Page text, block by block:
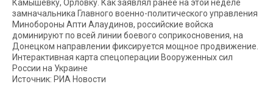
Камышевку, Орловку. Как заявлял ранее на этой неделе
замначальника Главного военно-политического управления
Минобороны Апти Алаудинов, российские войска
доминируют по всей линии боевого соприкосновения, на
Донецком направлении фиксируется мощное продвижение.
Интерактивная карта спецоперации Вооруженных сил
России на Украине
Источник: РИА Новости